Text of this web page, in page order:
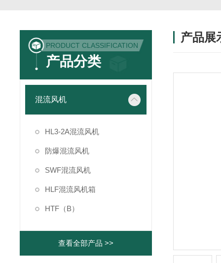
PRODUCT CLASSIFICATION
产品分类
混流风机
HL3-2A混流风机
防爆混流风机
SWF混流风机
HLF混流风机箱
HTF（B）
查看全部产品 >>
产品展